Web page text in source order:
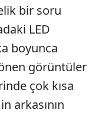
bir soru
LED
boyunca
görüntüler
çok kısa
arkasının